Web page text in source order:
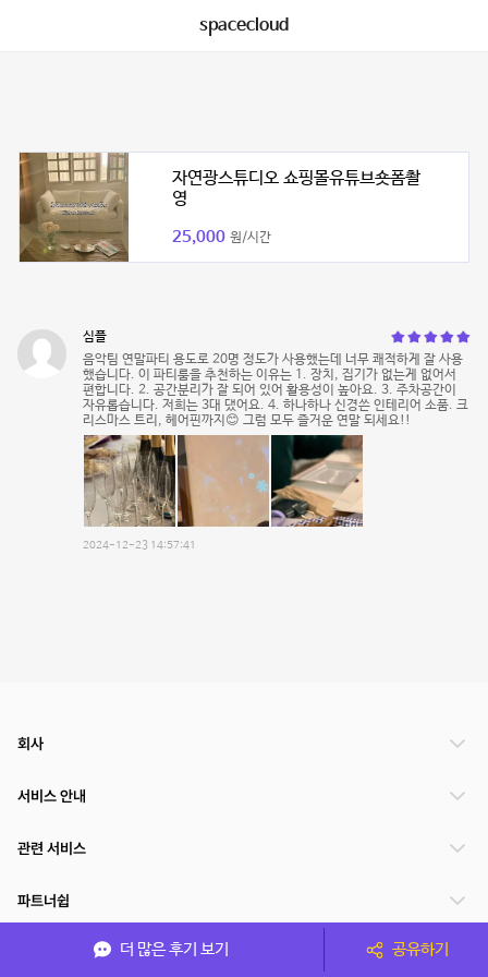
spacecloud
자연광스튜디오 쇼핑몰유튜브숏폼촬
영
25,000 원/시간
심플
음악팀 연말파티 용도로 20명 정도가 사용했는데 너무 쾌적하게 잘 사용
했습니다. 이 파티룸을 추천하는 이유는 1. 장치, 집기가 없는게 없어서
편합니다. 2. 공간분리가 잘 되어 있어 활용성이 높아요. 3. 주차공간이
자유롭습니다. 저희는 3대 댔어요. 4. 하나하나 신경쓴 인테리어 소품. 크
리스마스 트리, 헤어핀까지😊 그럼 모두 즐거운 연말 되세요!!
2024-12-23 14:57:41
더 많은 후기 보기 공유하기
회사
서비스 안내
관련 서비스
파트너쉽
서비스 제공 국가